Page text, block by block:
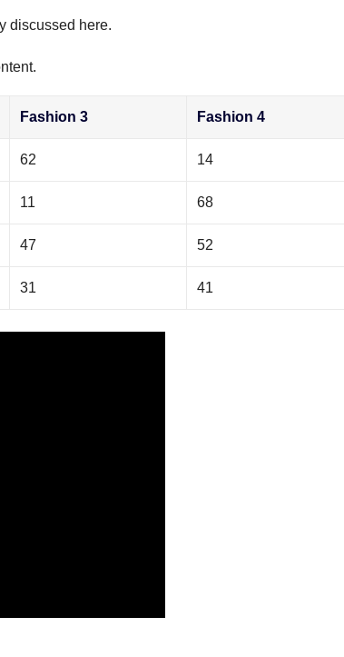
discussed here.
Fashion 3 Fashion 4
62 14
11 68
47 52
31 41